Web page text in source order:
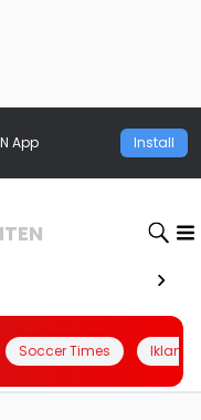
App Install
Soccer Times Iklanin